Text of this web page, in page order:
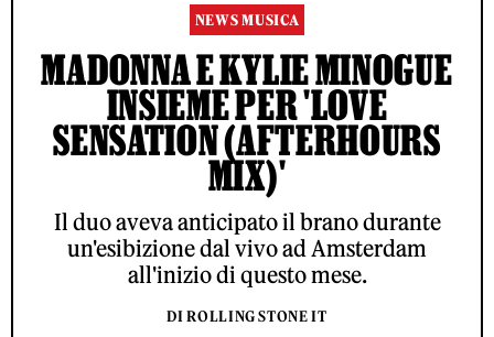
NEWS MUSICA
MADONNA E KYLIE MINOGUE
INSIEME PER 'LOVE
SENSATION (AFTERHOURS
MIX)'
Il duo aveva anticipato il brano durante
un'esibizione dal vivo ad Amsterdam
all'inizio di questo mese.
DI ROLLING STONE IT